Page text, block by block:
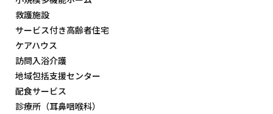
救護施設
サービス付き高齢者住宅
ケアハウス
訪問入浴介護
地域包括支援センター
配食サービス
診療所（耳鼻咽喉科）